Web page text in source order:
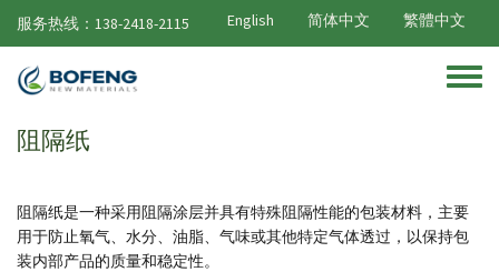
跳转到主要内容
服务热线：138-2418-2115 English 简体中文 繁體中文
Toggle
阻隔纸
阻隔纸是一种采用阻隔涂层并具有特殊阻隔性能的包装材料，主要
用于防止氧气、水分、油脂、气味或其他特定气体透过，以保持包
装内部产品的质量和稳定性。